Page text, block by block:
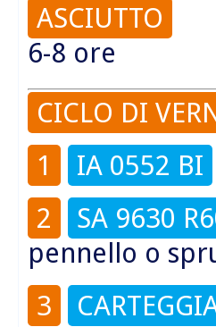
ASCIUTTO
6-8 ore
CICLO DI
1
IA 0552 BI
2
SA 9630
pennello o
3